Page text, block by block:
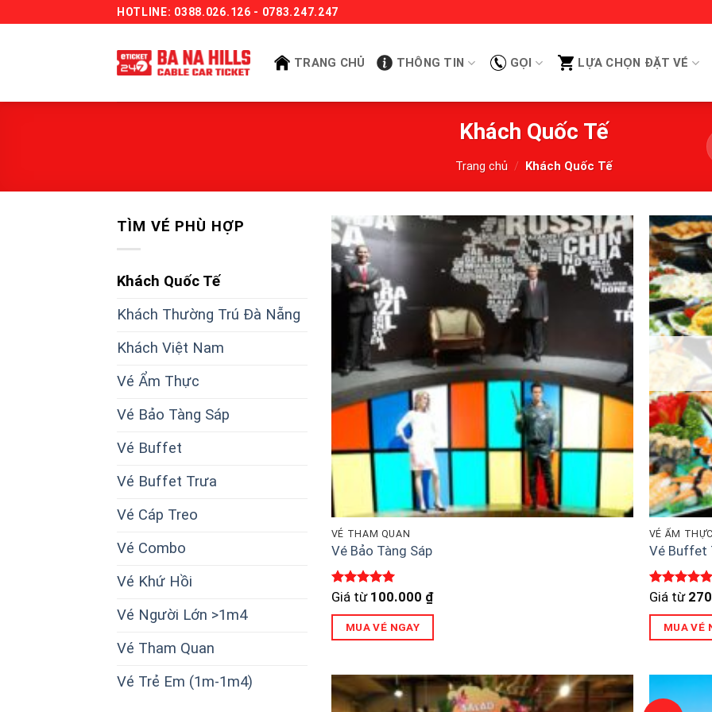
HOTLINE: 0388.026.126 - 0783.247.247
TRANG CHỦ THÔNG TIN GỌI LỰA CHỌN ĐẶT VÉ
Khách Quốc Tế
Trang chủ / Khách Quốc Tế
TÌM VÉ PHÙ HỢP
Khách Quốc Tế
Khách Thường Trú Đà Nẵng
Khách Việt Nam
Vé Ẩm Thực
Vé Bảo Tàng Sáp
Vé Buffet
Vé Buffet Trưa
Vé Cáp Treo
Vé Combo
Vé Khứ Hồi
Vé Người Lớn >1m4
Vé Tham Quan
Vé Trẻ Em (1m-1m4)
Add to
wishlist
VÉ THAM QUAN
Vé Bảo Tàng Sáp
Được xếp
sao
Giá từ 100.000 ₫
MUA VÉ NGAY
VÉ ẨM THỰC
Vé Buffet
Được xếp
sao
Giá từ
MUA VÉ
này